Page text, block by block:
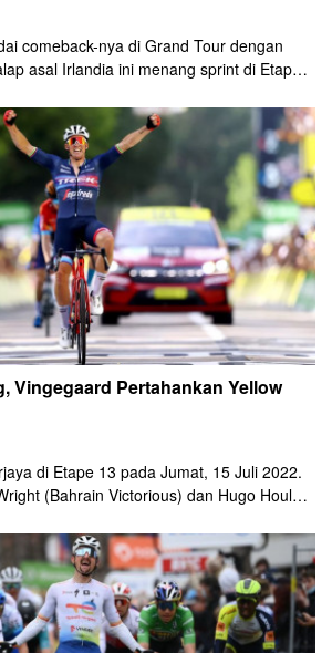
comeback-nya di Grand Tour dengan
asal Irlandia ini menang sprint di Etape 2
Vingegaard Pertahankan Yellow
di Etape 13 pada Jumat, 15 Juli 2022.
(Bahrain Victorious) dan Hugo Houle